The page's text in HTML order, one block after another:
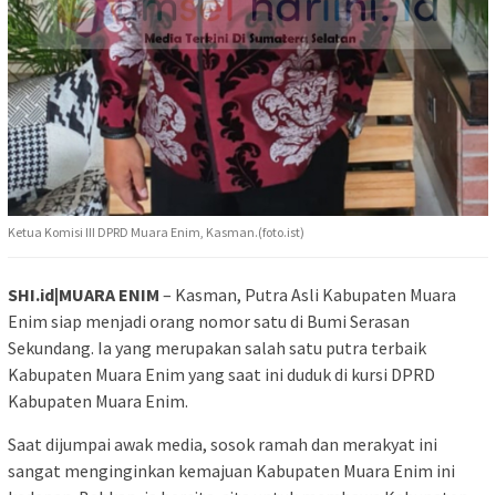
Ketua Komisi III DPRD Muara Enim, Kasman.(foto.ist)
SHI.id|MUARA ENIM – Kasman, Putra Asli Kabupaten Muara
Enim siap menjadi orang nomor satu di Bumi Serasan
Sekundang. Ia yang merupakan salah satu putra terbaik
Kabupaten Muara Enim yang saat ini duduk di kursi DPRD
Kabupaten Muara Enim.
Saat dijumpai awak media, sosok ramah dan merakyat ini
sangat menginginkan kemajuan Kabupaten Muara Enim ini